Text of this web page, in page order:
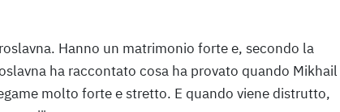
Hanno un matrimonio forte e, secondo la
ha raccontato cosa ha provato quando Mikhail
molto forte e stretto. E quando viene distrutto,